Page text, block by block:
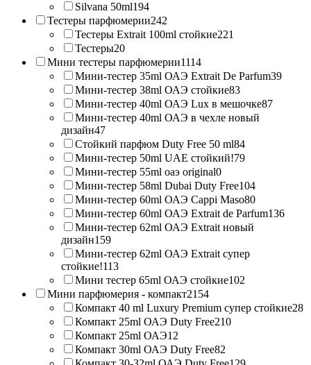
Silvana 50ml194
Тестеры парфюмерии242
Тестеры Extrait 100ml стойкие221
Тестеры20
Мини тестеры парфюмерии1114
Мини-тестер 35ml ОАЭ Extrait De Parfum39
Мини-тестер 38ml ОАЭ стойкие83
Мини-тестер 40ml ОАЭ Lux в мешочке87
Мини-тестер 40ml ОАЭ в чехле новый
дизайн47
Стойкий парфюм Duty Free 50 ml84
Мини-тестер 50ml UAE стойкий!79
Мини-тестер 55ml оаэ original0
Мини-тестер 58ml Dubai Duty Free104
Мини-тестер 60ml ОАЭ Cappi Maso80
Мини-тестер 60ml ОАЭ Extrait de Parfum136
Мини-тестер 62ml ОАЭ Extrait новый
дизайн159
Мини-тестер 62ml ОАЭ Extrait супер
стойкие!113
Мини тестер 65ml ОАЭ стойкие102
Мини парфюмерия - компакт2154
Компакт 40 ml Luxury Premium супер стойкие28
Компакт 25ml ОАЭ Duty Free210
Компакт 25ml ОАЭ12
Компакт 30ml ОАЭ Duty Free82